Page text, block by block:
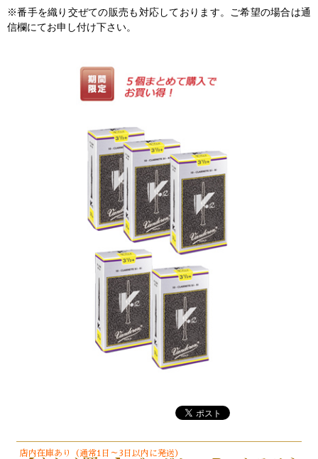
※番手を織り交ぜての販売も対応しております。ご希望の場合は通
信欄にてお申し付け下さい。
店内在庫あり（通常1日～3日以内に発送）